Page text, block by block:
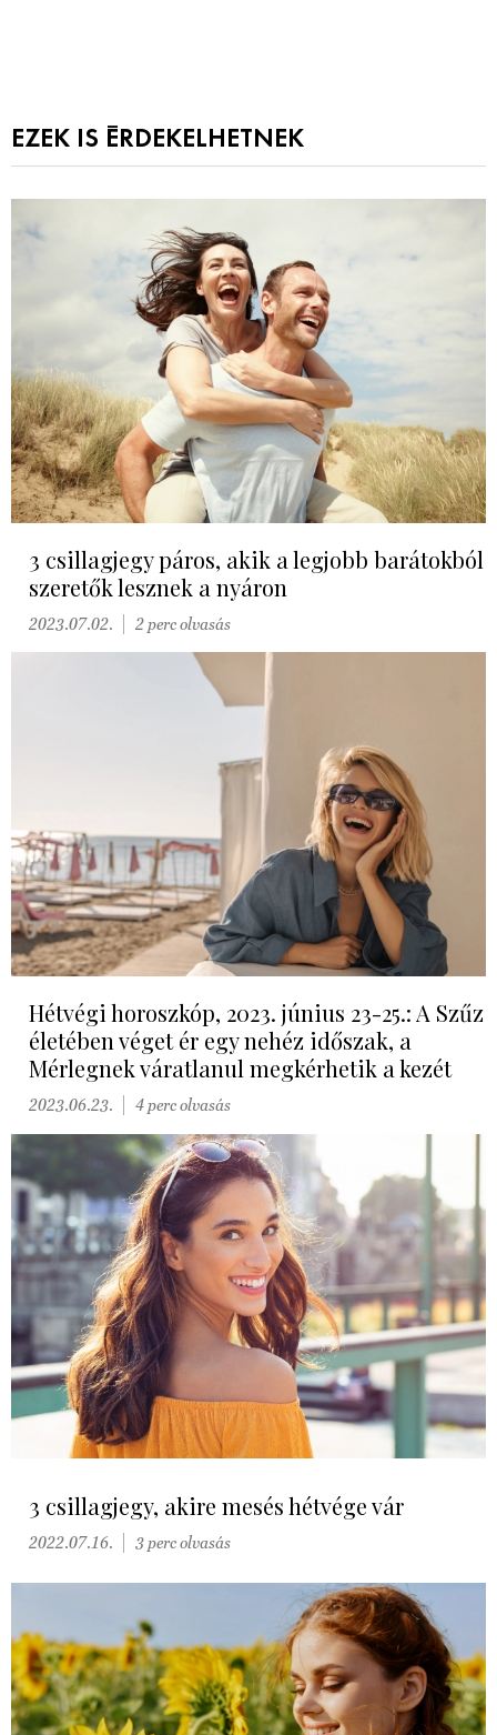
EZEK IS ÉRDEKELHETNEK
3 csillagjegy páros, akik a legjobb barátokból
szeretők lesznek a nyáron
2023.07.02. 2 perc olvasás
Hétvégi horoszkóp, 2023. június 23-25.: A Szűz
életében véget ér egy nehéz időszak, a
Mérlegnek váratlanul megkérhetik a kezét
2023.06.23. 4 perc olvasás
3 csillagjegy, akire mesés hétvége vár
2022.07.16. 3 perc olvasás